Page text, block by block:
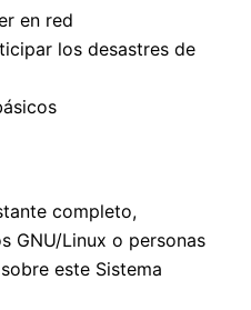
en red
los desastres de
completo,
GNU/Linux o personas
este Sistema